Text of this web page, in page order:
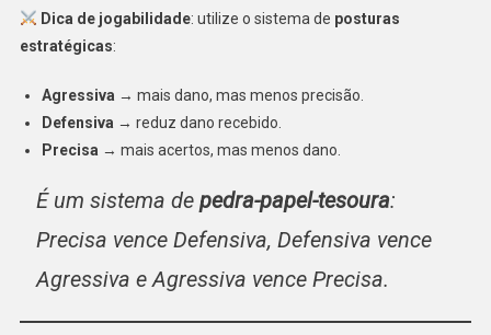
Dica de jogabilidade: utilize o sistema de posturas
estratégicas:
Agressiva → mais dano, mas menos precisão.
Defensiva → reduz dano recebido.
Precisa → mais acertos, mas menos dano.
É um sistema de pedra-papel-tesoura:
Precisa vence Defensiva, Defensiva vence
Agressiva e Agressiva vence Precisa.